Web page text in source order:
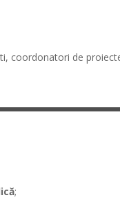
coordonatori de
;